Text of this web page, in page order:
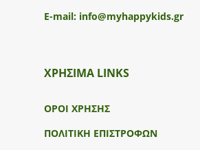
E-mail: info@myhappykids.gr
ΧΡΗΣΙΜΑ LINKS
ΟΡΟΙ ΧΡΗΣΗΣ
ΠΟΛΙΤΙΚΗ ΕΠΙΣΤΡΟΦΩΝ